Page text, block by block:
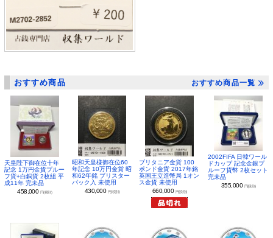
おすすめ商品 おすすめ商品一覧
天皇陛下御在位十年
記念 1万円金貨プルー
フ貨+白銅貨 2枚組 平
成11年 完未品
458,000 円(税別)
昭和天皇様御在位60
年記念 10万円金貨 昭
和62年銘 ブリスター
パック入 未使用
430,000 円(税別)
ブリタニア金貨 100
ポンド金貨 2017年銘
英国王立造幣局 1オン
ス金貨 未使用
660,000 円(税別)
2002FIFA 日韓ワール
ドカップ 記念金銀プ
ルーフ貨幣 2枚セット
完未品
355,000 円(税別)